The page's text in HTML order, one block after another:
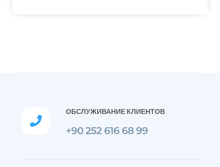

ОБСЛУЖИВАНИЕ КЛИЕНТОВ
+90 252 616 68 99